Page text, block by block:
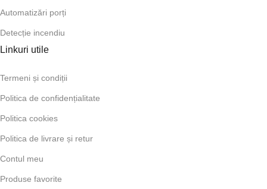
Automatizări porți
Detecție incendiu
Linkuri utile
Termeni și condiții
Politica de confidențialitate
Politica cookies
Politica de livrare și retur
Contul meu
Produse favorite